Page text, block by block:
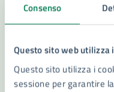
Consenso
Questo sito web utilizza
Questo sito utilizza i
sessione per garantire
Indizione della
dell’art. 5 della
Costanzo di v.le
Avvisi e Bandi